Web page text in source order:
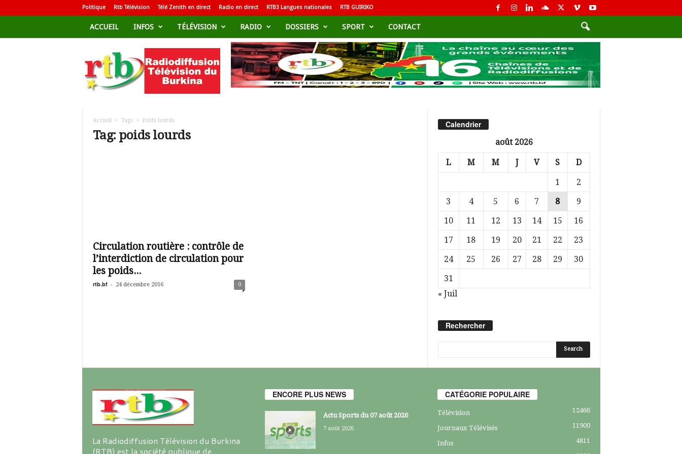
Politique Rtb Télévision Télé Zenith en direct Radio en direct RTB3 Langues nationales RTB GUIRIKO
ACCUEIL INFOS TÉLÉVISION RADIO DOSSIERS SPORT CONTACT
d
i
i
Accueil Tags Poids lourds
Tag: poids lourds
Circulation routière : contrôle de
l’interdiction de circulation pour
les poids...
rtb.bf - 24 décembre 2016 0
Calendrier
août 2026
L M M J V S D
1
2
3
4 5 6 7 8
9
10
11 12 13 14 15
16
17
18 19 20 21 22
23
24
25 26 27 28 29
30
31
« Juil
Rechercher
La Radiodiffusion Télévision du Burkina
(RTB) est la société publique de
ENCORE PLUS NEWS
Actu Sports du 07 août 2026
7 août 2026
CATÉGORIE POPULAIRE
Télévision 12466
Journaux Télévisés 11900
Infos
4811